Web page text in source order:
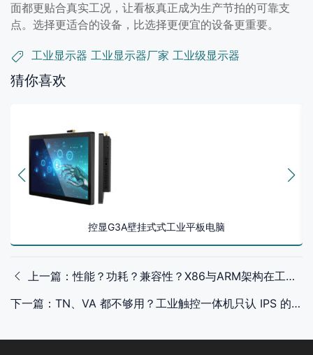
面都更贴合真实工况，让看板真正成为生产节拍的可靠支
点。选择更适合的设备，比选择更便宜的设备更重要。
工业显示器 工业显示器厂家 工业级显示器
猜你喜欢
控显G3A壁挂式式工业平板电脑
上一篇：性能？功耗？兼容性？X86与ARM架构在工业触控一体机该选谁？
下一篇：TN、VA 都不够用？工业触控一体机只认 IPS 的真正原因竟是它！